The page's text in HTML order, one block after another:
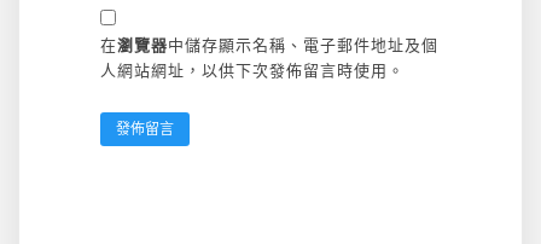
在瀏覽器中儲存顯示名稱、電子郵件地址及個
人網站網址，以供下次發佈留言時使用。